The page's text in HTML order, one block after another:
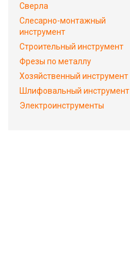
Сверла
Слесарно-монтажный
инструмент
Строительный инструмент
Фрезы по металлу
Хозяйственный инструмент
Шлифовальный инструмент
Электроинструменты